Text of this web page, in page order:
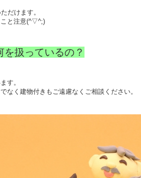
だけます。
こと注意(^▽^;)
扱っているの？
す。
なく建物付きもご遠慮なくご相談ください。